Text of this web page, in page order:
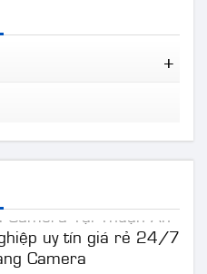
Camera Tại Thuận An
uy tín giá rẻ 24/7
Camera